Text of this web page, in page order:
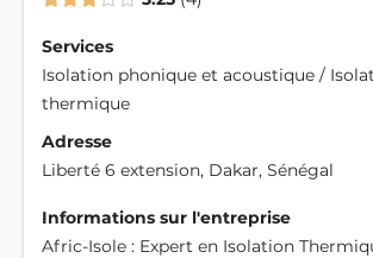
Services
Isolation phonique et acoustique /
thermique
Adresse
Liberté 6 extension, Dakar, Sénégal
Informations sur l'entreprise
Afric-Isole : Expert en Isolation